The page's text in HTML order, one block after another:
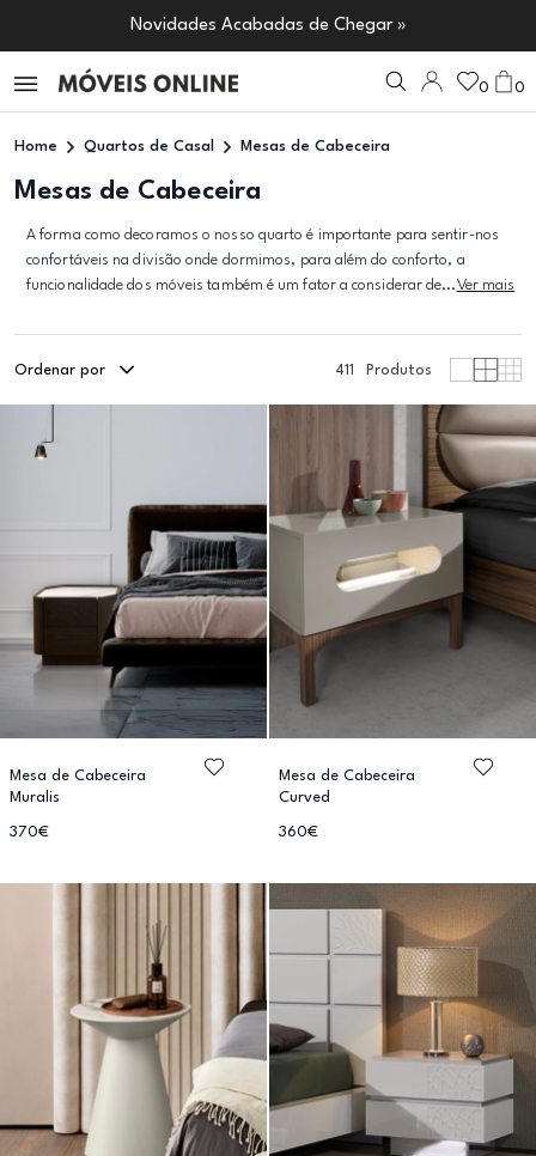
Novidades Acabadas de Chegar »
0 0
Home Quartos de Casal Mesas de Cabeceira
Mesas de Cabeceira
A forma como decoramos o nosso quarto é importante para sentir-nos
confortáveis na divisão onde dormimos, para além do conforto, a
funcionalidade dos móveis também é um fator a considerar de...Ver mais
Ordenar por 411 Produtos
Mesa de Cabeceira
Muralis
370€
Mesa de Cabeceira
Curved
360€